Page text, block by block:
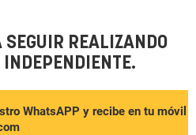
SEGUIR REALIZANDO
INDEPENDIENTE.
WhatsAPP y recibe en tu móvil